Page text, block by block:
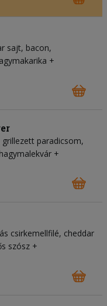
sajt, bacon,
+
paradicsom,
+
csirkemellfilé, cheddar
szósz +